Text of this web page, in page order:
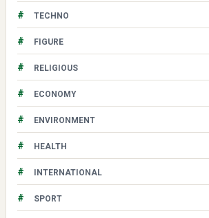
# TECHNO
# FIGURE
# RELIGIOUS
# ECONOMY
# ENVIRONMENT
# HEALTH
# INTERNATIONAL
# SPORT